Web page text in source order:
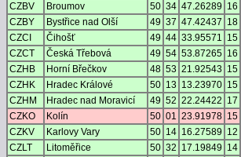
CZBV
Broumov 50 34 47.26289 16
CZBY
Bystřice nad Olší 49 37 47.42437 18
CZCI
Čihošť 49 44 33.95571 15
CZCT
Česká Třebová 49 54 53.87265 16
CZHB
Horní Břečkov 48 53 21.92543 15
CZHK
Hradec Králové 50 13 13.23970 15
CZHM
Hradec nad Moravicí 49 52 22.24422 17
CZKO
Kolín 50 01 23.91978 15
CZKV
Karlovy Vary 50 14 16.27589 12
CZLT
Litoměřice 50 32 17.19849 14